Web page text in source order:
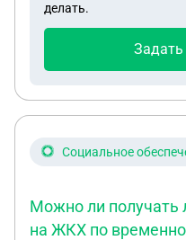
делать.
Задать
Социальное
Можно ли получать
на ЖКХ по